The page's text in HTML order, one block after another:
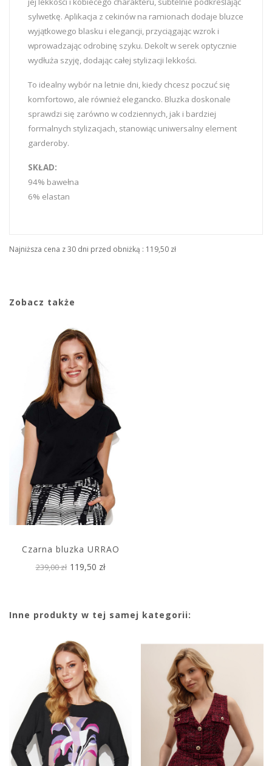
sylwetkę. Aplikacja z cekinów na ramionach dodaje bluzce
wyjątkowego blasku i elegancji, przyciągając wzrok i
wprowadzając odrobinę szyku. Dekolt w serek optycznie
wydłuża szyję, dodając całej stylizacji lekkości.
To idealny wybór na letnie dni, kiedy chcesz poczuć się
komfortowo, ale również elegancko. Bluzka doskonale
sprawdzi się zarówno w codziennych, jak i bardziej
formalnych stylizacjach, stanowiąc uniwersalny element
garderoby.
SKŁAD:
94% bawełna
6% elastan
Najniższa cena z 30 dni przed obniżką : 119,50 zł
Zobacz także
Czarna bluzka URRAO
239,00 zł 119,50 zł
Inne produkty w tej samej kategorii: